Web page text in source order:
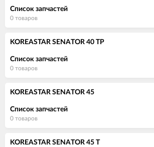
Список запчастей
0 товаров
KOREASTAR SENATOR 40 TP
Список запчастей
0 товаров
KOREASTAR SENATOR 45
Список запчастей
0 товаров
KOREASTAR SENATOR 45 T